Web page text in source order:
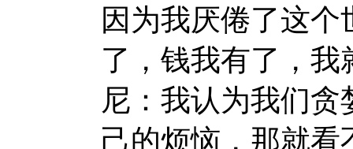
因为我厌倦了这
了，钱我有了，
尼：我认为我们
己的烦恼，那就